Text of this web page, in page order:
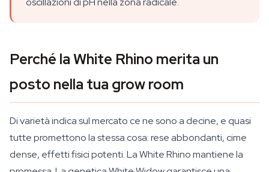
Perché la White Rhino merita un
posto nella tua grow room
Di varietà indica sul mercato ce ne sono a decine, e quasi
tutte promettono la stessa cosa: rese abbondanti, cime
dense, effetti fisici potenti. La White Rhino mantiene la